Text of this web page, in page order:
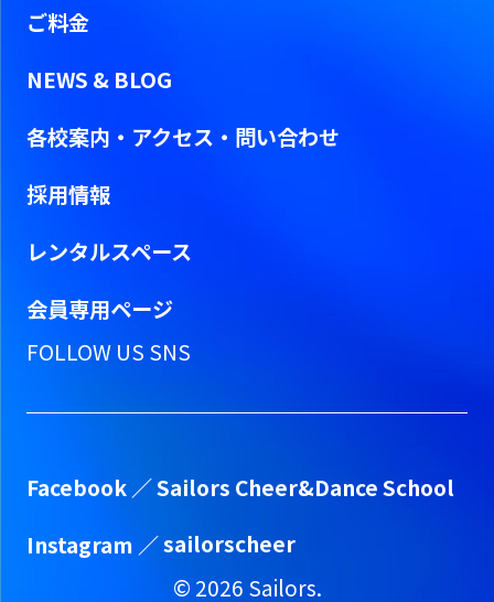
ご料金
NEWS & BLOG
各校案内・アクセス・問い合わせ
採用情報
レンタルスペース
会員専用ページ
FOLLOW US SNS
Facebook ／Sailors Cheer&Dance School
Instagram ／sailorscheer
© 2026 Sailors.